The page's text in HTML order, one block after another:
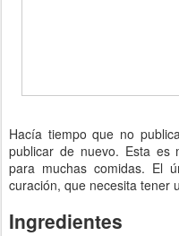
Hacía tiempo que no
publicar de nuevo. Esta es
para muchas comidas. El
curación, que necesita tener
Ingredientes